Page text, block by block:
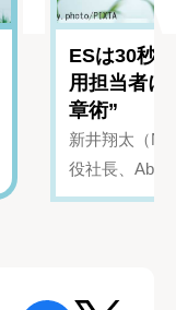
ESは30秒
用担当者に
章術”
新井翔太（
役社長、